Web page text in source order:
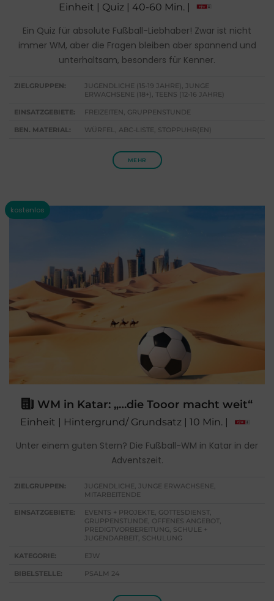
Einheit | Quiz | 40-60 Min. |
Ein Quiz für absolute Fußball-Liebhaber! Zwar ist nicht
immer WM, aber die Fragen bleiben aber spannend und
unterhaltsam, besonders für Kenner.
ZIELGRUPPEN:
JUGENDLICHE (15-19 JAHRE), JUNGE
ERWACHSENE (18+), TEENS (12-16 JAHRE)
EINSATZGEBIETE: FREIZEITEN, GRUPPENSTUNDE
BEN. MATERIAL: WÜRFEL, ABC-LISTE, STOPPUHR(EN)
MEHR
WM in Katar: „…die Tooor macht weit“
Einheit | Hintergrund/ Grundsatz | 10 Min. |
Unter einem guten Stern? Die Fußball-WM in Katar in der
Adventszeit.
ZIELGRUPPEN:
JUGENDLICHE, JUNGE ERWACHSENE,
MITARBEITENDE
EINSATZGEBIETE:
EVENTS + PROJEKTE, GOTTESDIENST,
GRUPPENSTUNDE, OFFENES ANGEBOT,
PREDIGTVORBEREITUNG, SCHULE +
JUGENDARBEIT, SCHULUNG
KATEGORIE: EJW
BIBELSTELLE: PSALM 24